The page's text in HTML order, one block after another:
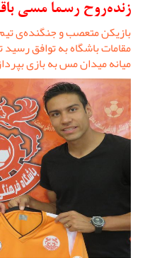
زنده‌روح رسما مسی
بازیکن متعصب و جنگنده‌ی
مقامات باشگاه به توافق
میانه میدان مس به بازی